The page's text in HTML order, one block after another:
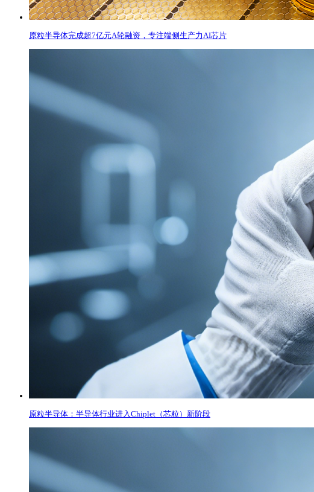
原粒半导体完成超7亿元A轮融资，专注端侧生产力AI芯片
原粒半导体：半导体行业进入Chiplet（芯粒）新阶段